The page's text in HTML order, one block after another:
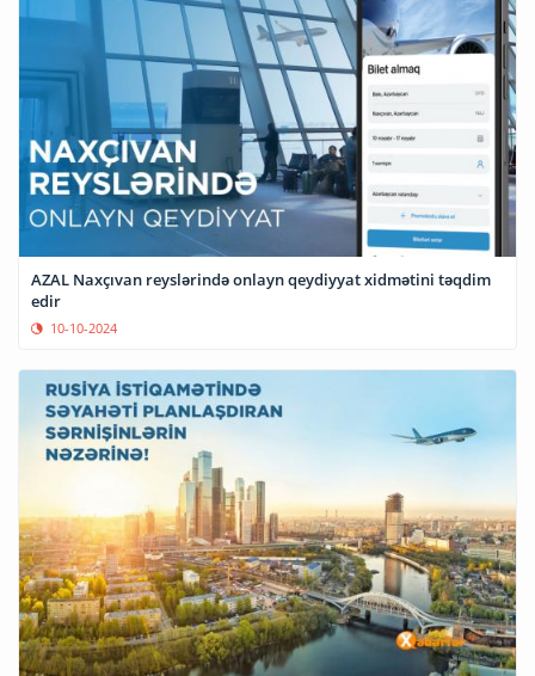
AZAL Naxçıvan reyslərində onlayn qeydiyyat xidmətini təqdim
edir
10-10-2024